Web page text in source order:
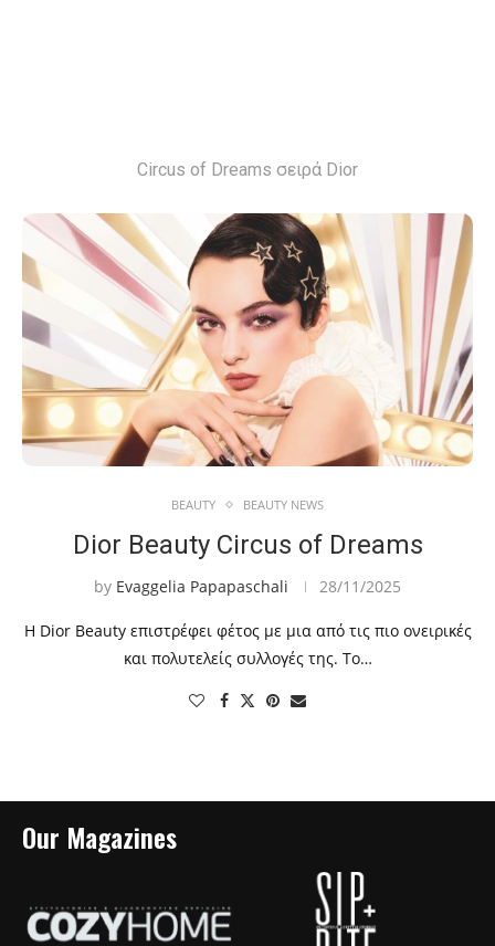
Circus of Dreams σειρά Dior
BEAUTY BEAUTY NEWS
Dior Beauty Circus of Dreams
by Evaggelia Papapaschali 28/11/2025
Η Dior Beauty επιστρέφει φέτος με μια από τις πιο ονειρικές
και πολυτελείς συλλογές της. Το…
Our Magazines